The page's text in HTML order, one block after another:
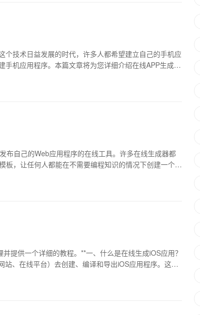
个技术日益发展的时代，许多人都希望建立自己的手机应
机应用程序。本篇文章将为您详细介绍在线APP生成平
生
布自己的Web应用程序的在线工具。许多在线生成器都
板，让任何人都能在不需要编程知识的情况下创建一个功
应用
提供一个详细的教程。**一、什么是在线生成iOS应用？
、在线平台）去创建、编译和导出iOS应用程序。这通